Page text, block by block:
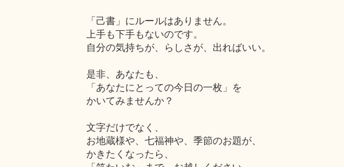
「己書」にルールはありません。
上手も下手もないのです。
自分の気持ちが、らしさが、出ればいい。
是非、あなたも、
「あなたにとっての今日の一枚」を
かいてみませんか？
文字だけでなく、
お地蔵様や、七福神や、季節のお題が、
かきたくなったら、